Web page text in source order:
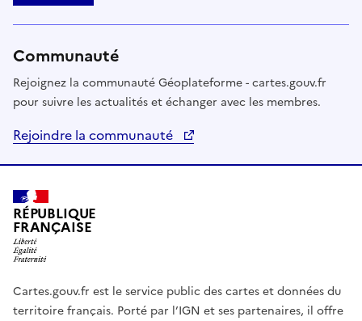
Communauté
Rejoignez la communauté Géoplateforme - cartes.gouv.fr
pour suivre les actualités et échanger avec les membres.
Rejoindre la communauté
RÉPUBLIQUE
FRANÇAISE
Cartes.gouv.fr est le service public des cartes et données du
territoire français. Porté par l’IGN et ses partenaires, il offre